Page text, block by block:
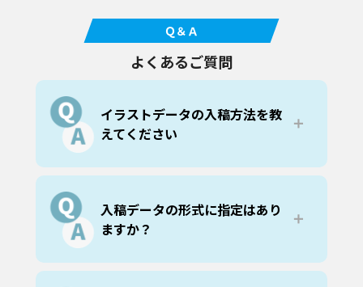
Ｑ＆Ａ
よくあるご質問
イラストデータの入稿方法を教
えてください
＋
フォーム・ファイル転送・メディア郵送
15MB未満の場合はフォーム、15MB以上
300MB未満の場合はファイル転送サービ
300MBを超えるデータの場合は、メディ
入稿データの形式に指定はあり
ますか？
＋
ai/eps/psd/pdfの入稿データであれば問